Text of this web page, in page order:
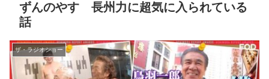
ずんのやす 長州力に超気に入られている
話
ザ・ラジオショー